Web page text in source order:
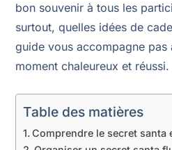
bon souvenir à tous les
surtout, quelles idées de
guide vous accompagne
moment chaleureux et réussi.
Table des matières
Comprendre le secret santa